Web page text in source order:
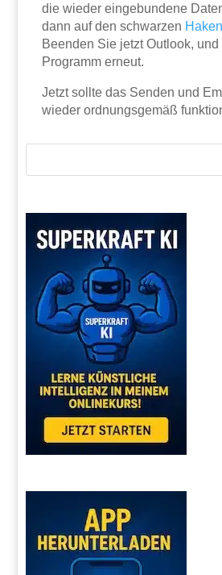
die wieder eingebundene
dann auf den schwarzen Haken
Beenden Sie jetzt Outlook,
Programm erneut.
Jetzt sollte das Senden und
wieder ordnungsgemäß